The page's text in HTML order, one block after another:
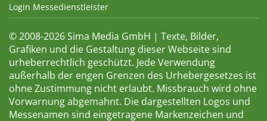
Login Messedienstleister
© 2008-2026 Sima Media GmbH | Texte, Bilder,
Grafiken und die Gestaltung dieser Webseite sind
urheberrechtlich geschützt. Jede Verwendung
außerhalb der engen Grenzen des Urhebergesetzes ist
ohne Zustimmung nicht erlaubt. Missbrauch wird ohne
Vorwarnung abgemahnt. Die dargestellten Logos und
Messenamen sind eingetragene Markenzeichen und